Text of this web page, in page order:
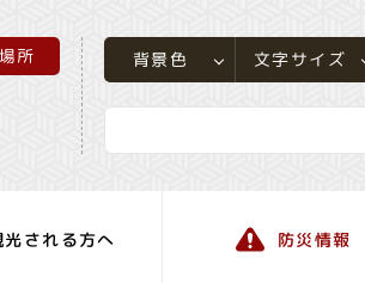
所 背景色 文字サイズ
光される方へ 防災情報